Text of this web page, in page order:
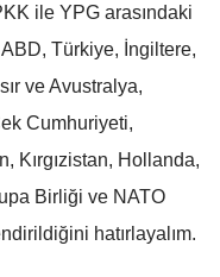
ile YPG arasındaki
Türkiye, İngiltere,
ve Avustralya,
Cumhuriyeti,
Kırgızistan, Hollanda,
Birliği ve NATO
hatırlayalım.